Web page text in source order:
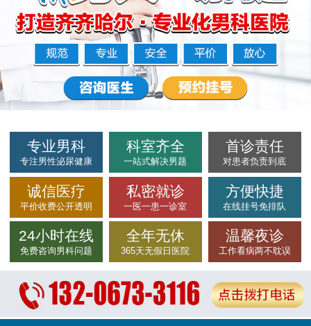
专业男科
专注男性泌尿健康
科室齐全
一站式解决男题
首诊责任
对患者负责到底
诚信医疗
平价收费公开透明
私密就诊
一医一患一诊室
方便快捷
在线挂号免排队
24小时在线
免费咨询男科问题
全年无休
365天无假日医院
温馨夜诊
工作看病两不耽误